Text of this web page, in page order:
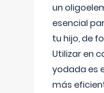
un
esencial
tu hijo, de
Utilizar en
yodada es
más